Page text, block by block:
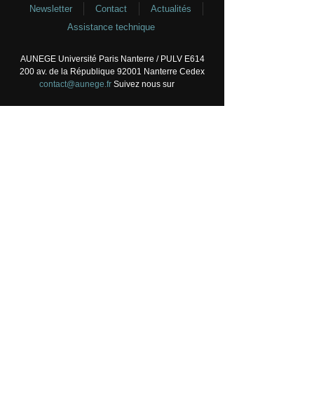
Newsletter
Contact
Actualités
Assistance technique
AUNEGE Université Paris Nanterre / PULV E614
200 av. de la République 92001 Nanterre Cedex
contact@aunege.frSuivez nous sur